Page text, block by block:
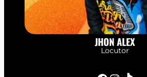
JHON ALEX
Locutor